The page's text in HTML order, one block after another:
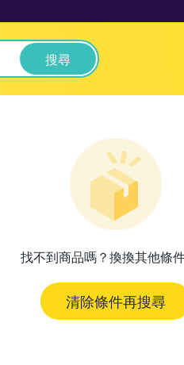
搜尋
找不到商品嗎？換換其他條
清除條件再搜尋